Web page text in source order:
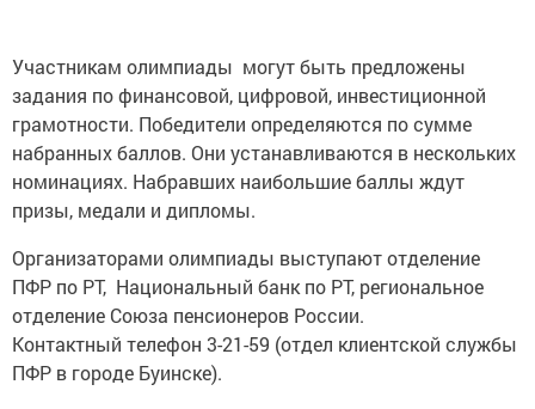
Участникам олимпиады могут быть предложены
задания по финансовой, цифровой, инвестиционной
грамотности. Победители определяются по сумме
набранных баллов. Они устанавливаются в нескольких
номинациях. Набравших наибольшие баллы ждут
призы, медали и дипломы.
Организаторами олимпиады выступают отделение
ПФР по РТ, Национальный банк по РТ, региональное
отделение Союза пенсионеров России.
Контактный телефон 3-21-59 (отдел клиентской службы
ПФР в городе Буинске).